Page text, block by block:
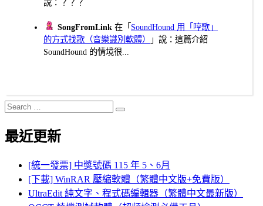
說：？？？
SongFromLink 在「 SoundHound 用「哼歌」
的方式找歌（音樂識別軟體）
」說：這篇介紹
SoundHound 的情境很...
Search
for:
Search
最近更新
[統一發票] 中獎號碼 115 年 5、6月
[下載] WinRAR 壓縮軟體（繁體中文版+免費版）
UltraEdit 純文字、程式碼編輯器（繁體中文最新版）